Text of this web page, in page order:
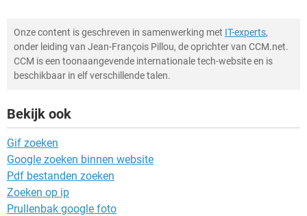
Onze content is geschreven in samenwerking met IT-experts,
onder leiding van Jean-François Pillou, de oprichter van CCM.net.
CCM is een toonaangevende internationale tech-website en is
beschikbaar in elf verschillende talen.
Bekijk ook
Gif zoeken
Google zoeken binnen website
Pdf bestanden zoeken
Zoeken op ip
Prullenbak google foto